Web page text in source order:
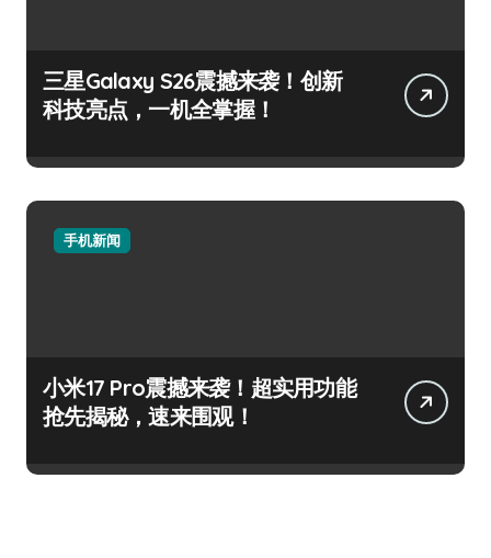
三星Galaxy S26震撼来袭！创新
科技亮点，一机全掌握！
手机新闻
小米17 Pro震撼来袭！超实用功能
抢先揭秘，速来围观！